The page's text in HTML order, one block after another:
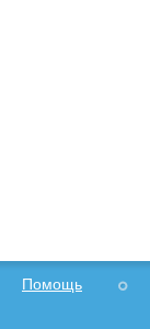
Помощь